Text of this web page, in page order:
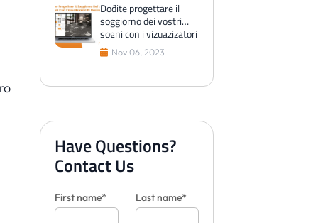
Dođite progettare il
soggiorno dei vostri
sogni con i vizuazizatori
di piastrelle?
Nov 06, 2023
Have Questions?
Contact Us
First name* Last name*